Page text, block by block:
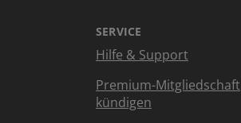
SERVICE
Hilfe & Support
Premium-Mitgliedschaft
kündigen